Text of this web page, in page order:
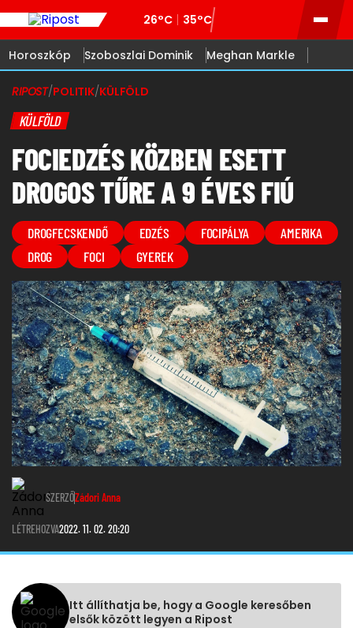
26°C 35°C
Horoszkóp Szoboszlai Dominik Meghan Markle
RIPOST/POLITIK/KÜLFÖLD
KÜLFÖLD
FOCIEDZÉS KÖZBEN ESETT
DROGOS TŰRE A 9 ÉVES FIÚ
DROGFECSKENDŐ EDZÉS FOCIPÁLYA
AMERIKA
DROG
FOCI GYEREK
SZERZŐZádori Anna
LÉTREHOZVA2022. 11. 02. 20:20
Itt állíthatja be, hogy a Google keresőben
elsők között legyen a Ripost